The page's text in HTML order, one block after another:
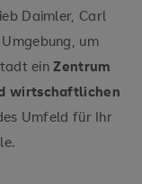
Daimler, Carl
um
einZentrum
wirtschaftlichen
Umfeld für Ihr